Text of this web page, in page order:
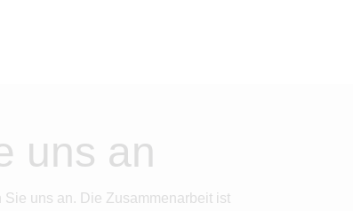
uns an
uns an. Die Zusammenarbeit ist